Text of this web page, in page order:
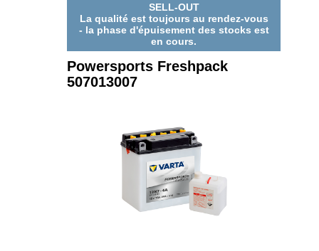
SELL-OUT
La qualité est toujours au rendez-vous
- la phase d'épuisement des stocks est
en cours.
Powersports Freshpack
507013007